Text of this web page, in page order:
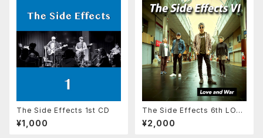
The Side Effects 1st CD
¥1,000
The Side Effects 6th LOVE
and WAR CD版（紙ジャケット、
歌詞付）
¥2,000